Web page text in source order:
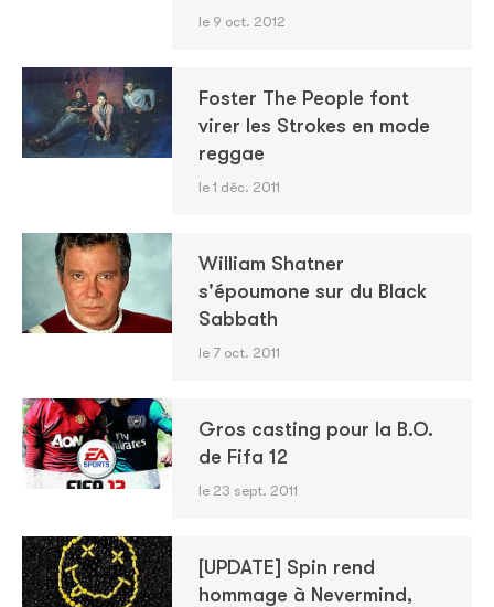
le 9 oct. 2012
Foster The People font
virer les Strokes en mode
reggae
le 1 déc. 2011
William Shatner
s'époumone sur du Black
Sabbath
le 7 oct. 2011
Gros casting pour la B.O.
de Fifa 12
le 23 sept. 2011
[UPDATE] Spin rend
hommage à Nevermind,